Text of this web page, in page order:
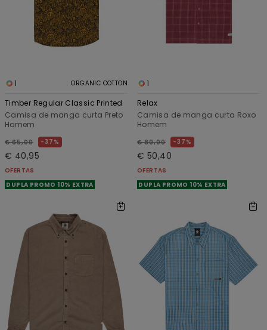
1 ORGANIC COTTON
Timber Regular Classic Printed
Camisa de manga curta Preto
Homem
€ 65,00 37%
€ 40,95
OFERTAS
DUPLA PROMO 10% EXTRA
1
Relax
Camisa de manga curta Roxo
Homem
€ 80,00 37%
€ 50,40
OFERTAS
DUPLA PROMO 10% EXTRA